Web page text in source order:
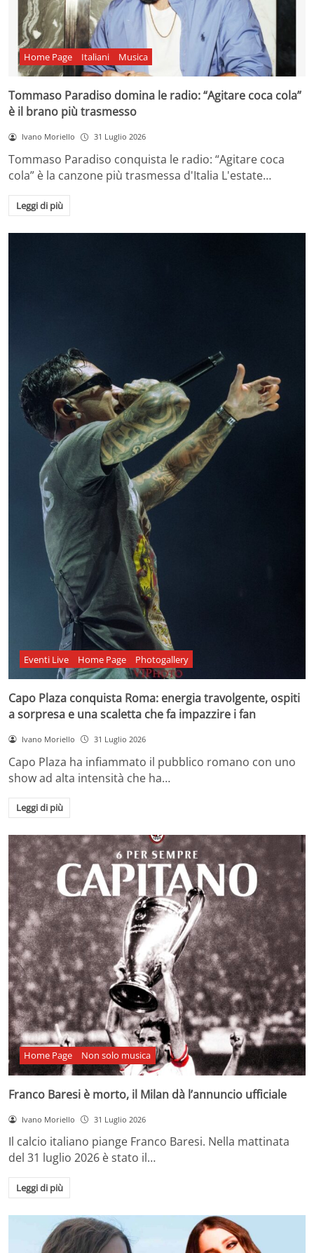
Home Page Italiani Musica
Tommaso Paradiso domina le radio: “Agitare coca cola”
è il brano più trasmesso
Ivano Moriello 31 Luglio 2026
Tommaso Paradiso conquista le radio: “Agitare coca
cola” è la canzone più trasmessa d'Italia L'estate…
Leggi di più
Eventi Live Home Page Photogallery
Capo Plaza conquista Roma: energia travolgente, ospiti
a sorpresa e una scaletta che fa impazzire i fan
Ivano Moriello 31 Luglio 2026
Capo Plaza ha infiammato il pubblico romano con uno
show ad alta intensità che ha…
Leggi di più
Home Page Non solo musica
Franco Baresi è morto, il Milan dà l’annuncio ufficiale
Ivano Moriello 31 Luglio 2026
Il calcio italiano piange Franco Baresi. Nella mattinata
del 31 luglio 2026 è stato il…
Leggi di più